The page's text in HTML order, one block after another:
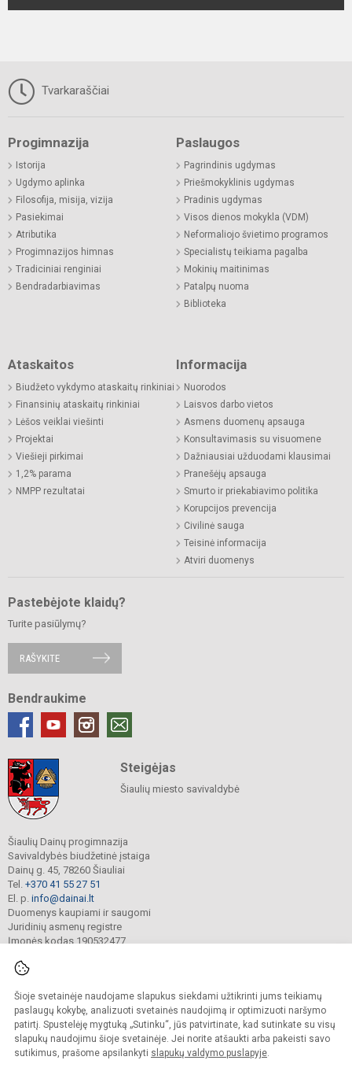
Šioje svetainėje naudojame slapukus siekdami užtikrinti jums teikiamų
paslaugų kokybę, analizuoti svetainės naudojimą ir optimizuoti naršymo
patirtį. Spustelėję mygtuką „Sutinku“, jūs patvirtinate, kad sutinkate su visų
slapukų naudojimu šioje svetainėje. Jei norite atšaukti arba pakeisti savo
sutikimus, prašome apsilankyti slapukų valdymo puslapyje.
Tvarkaraščiai
Progimnazija
Istorija
Ugdymo aplinka
Filosofija, misija, vizija
Pasiekimai
Atributika
Progimnazijos himnas
Tradiciniai renginiai
Bendradarbiavimas
Paslaugos
Pagrindinis ugdymas
Priešmokyklinis ugdymas
Pradinis ugdymas
Visos dienos mokykla (VDM)
Neformaliojo švietimo programos
Specialistų teikiama pagalba
Mokinių maitinimas
Patalpų nuoma
Biblioteka
Ataskaitos
Biudžeto vykdymo ataskaitų rinkiniai
Finansinių ataskaitų rinkiniai
Lėšos veiklai viešinti
Projektai
Viešieji pirkimai
1,2% parama
NMPP rezultatai
Informacija
Nuorodos
Laisvos darbo vietos
Asmens duomenų apsauga
Konsultavimasis su visuomene
Dažniausiai užduodami klausimai
Pranešėjų apsauga
Smurto ir priekabiavimo politika
Korupcijos prevencija
Civilinė sauga
Teisinė informacija
Atviri duomenys
Pastebėjote klaidų?
Turite pasiūlymų?
RAŠYKITE
Bendraukime
Steigėjas
Šiaulių miesto savivaldybė
Šiaulių Dainų progimnazija
Savivaldybės biudžetinė įstaiga
Dainų g. 45, 78260 Šiauliai
Tel. +370 41 55 27 51
El. p. info@dainai.lt
Duomenys kaupiami ir saugomi
Juridinių asmenų registre
Įmonės kodas 190532477
© 2023. Šiaulių Dainų progimnazija. Visos teisės saugomos.
Kopijuoti turinį be raštiško gimnazijos sutikimo griežtai draudžiama.
Prieinamumo paraiška Slapukų politika
Sumanus būdas atnaujinti